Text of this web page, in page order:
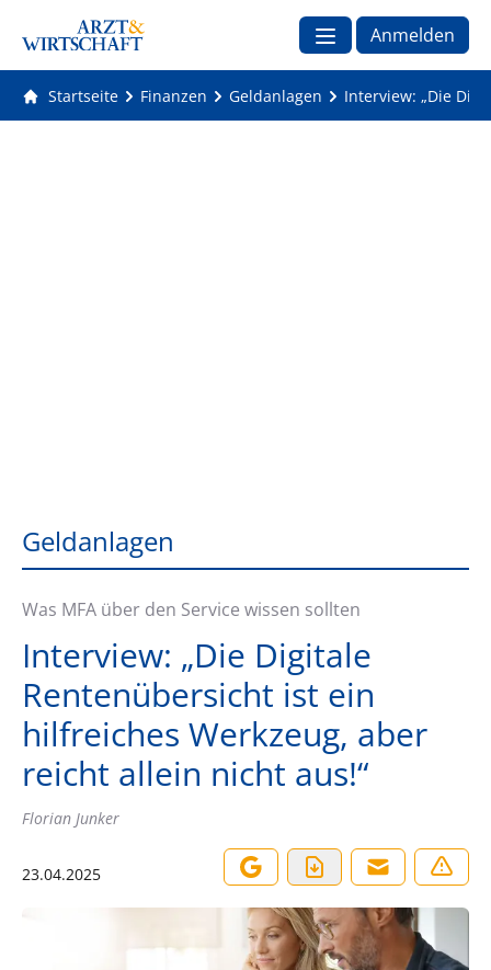
Anmelden
Startseite Finanzen Geldanlagen Interview: „Die
Geldanlagen
Was MFA über den Service wissen sollten
Interview: „Die Digitale
Rentenübersicht ist ein
hilfreiches Werkzeug, aber
reicht allein nicht aus!“
Florian Junker
23.04.2025